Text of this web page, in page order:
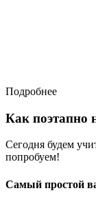
Подробнее
Как поэтапно
Сегодня будем
попробуем!
Самый простой